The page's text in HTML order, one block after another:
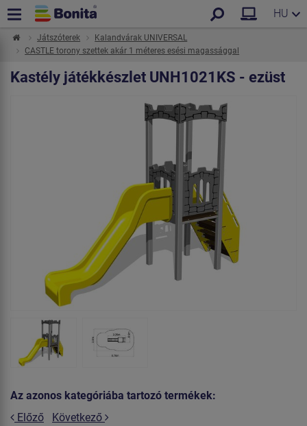
HU
Játszóterek
Kalandvárak UNIVERSAL
CASTLE torony szettek akár 1 méteres esési magassággal
Kastély játékkészlet UNH1021KS - ezüst
Az azonos kategóriába tartozó termékek:
Előző
Következő